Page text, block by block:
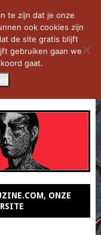
ONZE
te zijn dat je onze
ook cookies zijn
de site gratis blijft
gebruiken gaan we
gaat.